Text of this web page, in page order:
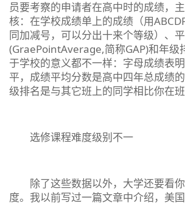
员要考察的申请者在高中时的成绩，
核：在学校成绩单上的成绩（用
同加减号，可以分出十来个等级）、
(GraePointAverage,简称GAP)和年级
于学校的意义都不一样：字母成绩表
平，成绩平均分数是高中四年总成绩
级排名是与其它班上的同学相比你在班
选修课程难度级别不一
除了这些数据以外，大学还要看你
度。我以前写过一篇文章中介绍，美